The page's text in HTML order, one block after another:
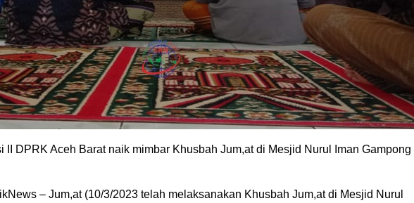
II DPRK Aceh Barat naik mimbar Khusbah Jum,at di Mesjid Nurul Iman Gampong
– Jum,at (10/3/2023 telah melaksanakan Khusbah Jum,at di Mesjid Nurul